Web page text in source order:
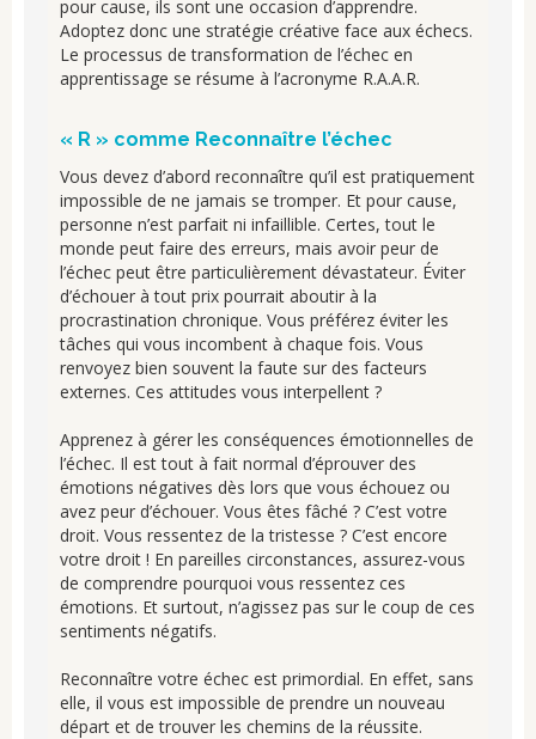
pour cause, ils sont une occasion d’apprendre.
Adoptez donc une stratégie créative face aux échecs.
Le processus de transformation de l’échec en
apprentissage se résume à l’acronyme R.A.A.R.
« R » comme Reconnaître l’échec
Vous devez d’abord reconnaître qu’il est pratiquement
impossible de ne jamais se tromper. Et pour cause,
personne n’est parfait ni infaillible. Certes, tout le
monde peut faire des erreurs, mais avoir peur de
l’échec peut être particulièrement dévastateur. Éviter
d’échouer à tout prix pourrait aboutir à la
procrastination chronique. Vous préférez éviter les
tâches qui vous incombent à chaque fois. Vous
renvoyez bien souvent la faute sur des facteurs
externes. Ces attitudes vous interpellent ?
Apprenez à gérer les conséquences émotionnelles de
l’échec. Il est tout à fait normal d’éprouver des
émotions négatives dès lors que vous échouez ou
avez peur d’échouer. Vous êtes fâché ? C’est votre
droit. Vous ressentez de la tristesse ? C’est encore
votre droit ! En pareilles circonstances, assurez-vous
de comprendre pourquoi vous ressentez ces
émotions. Et surtout, n’agissez pas sur le coup de ces
sentiments négatifs.
Reconnaître votre échec est primordial. En effet, sans
elle, il vous est impossible de prendre un nouveau
départ et de trouver les chemins de la réussite.